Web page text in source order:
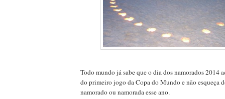
Todo mundo já sabe que o dia dos namorados 2014
do primeiro jogo da Copa do Mundo e não esqueça
namorado ou namorada esse ano.